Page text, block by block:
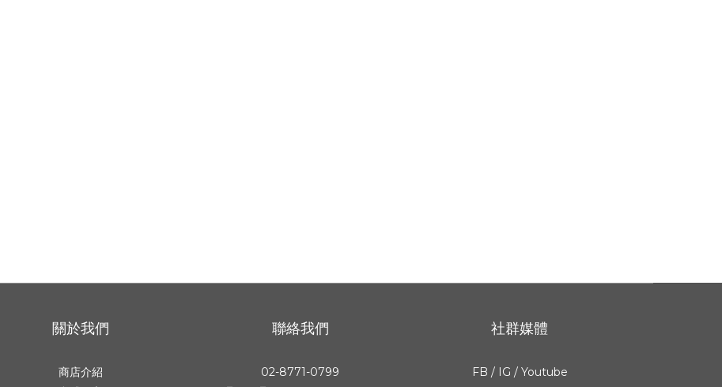
關於我們
商店介紹
聯絡我們
02-8771-0799
社群媒體
FB /IG / Youtube